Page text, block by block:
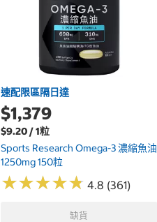
速配限區隔日達
$1,379
$9.20 / 1粒
Sports Research Omega-3 濃縮魚油
1250mg 150粒
★★★★★
★★★★★ 4.8 (361)
缺貨